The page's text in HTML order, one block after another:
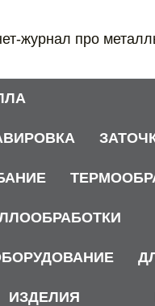
журнал про
ИЗДЕЛИЯ